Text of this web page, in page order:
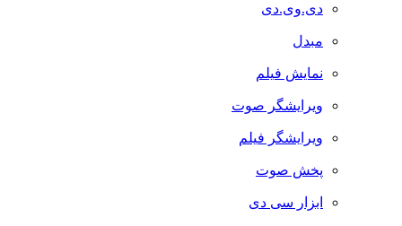
دی.وی.دی
مبدل
نمایش فیلم
ویرایشگر صوت
ویرایشگر فیلم
پخش صوت
ابزار سی دی